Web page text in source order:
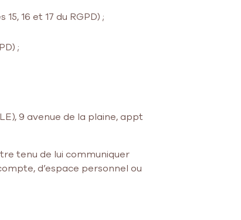
16 et 17 du RGPD) ;
;
9 avenue de la plaine, appt
tenu de lui communiquer
d’espace personnel ou